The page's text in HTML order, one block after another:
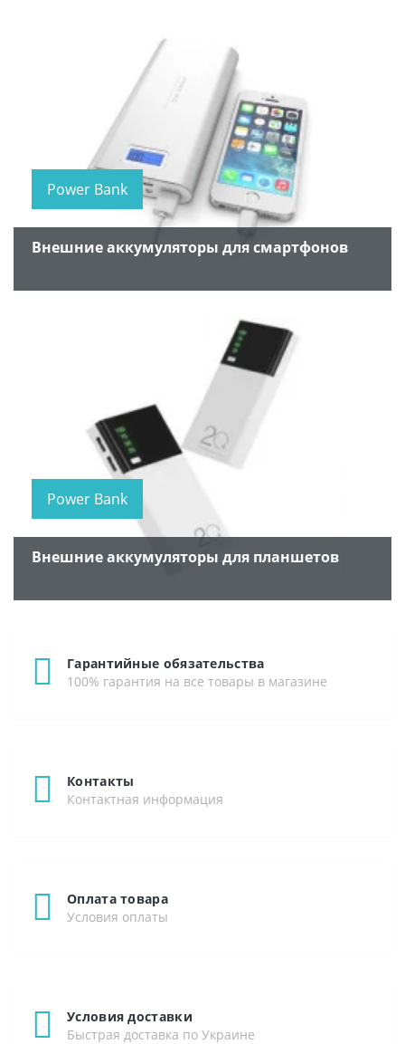
Power Bank
Внешние аккумуляторы для смартфонов
Power Bank
Внешние аккумуляторы для планшетов
Гарантийные обязательства
100% гарантия на все товары в магазине
Контакты
Контактная информация
Оплата товара
Условия оплаты
Условия доставки
Быстрая доставка по Украине